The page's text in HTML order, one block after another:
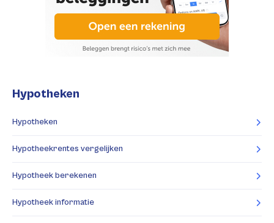
Hypotheken
Hypotheken
Hypotheekrentes vergelijken
Hypotheek berekenen
Hypotheek informatie